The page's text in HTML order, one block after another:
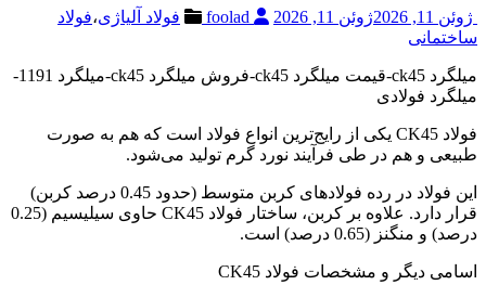
ژوئن 11, 2026 ژوئن 11, 2026 فولاد آلیاژی،فولاد
ساختمانی
میلگرد ck45-قیمت میلگرد ck45-فروش میلگرد ck45-میلگرد 1191-
میلگرد فولادی
فولاد CK45 یکی از رایج‌ترین انواع فولاد است که هم به صورت
طبیعی و هم در طی فرآیند نورد گرم تولید می‌شود.
این فولاد در رده فولادهای کربن متوسط (حدود 0.45 درصد کربن)
قرار دارد. علاوه بر کربن، ساختار فولاد CK45 حاوی سیلیسیم (0.25
درصد) و منگنز (0.65 درصد) است.
اسامی دیگر و مشخصات فولاد CK45